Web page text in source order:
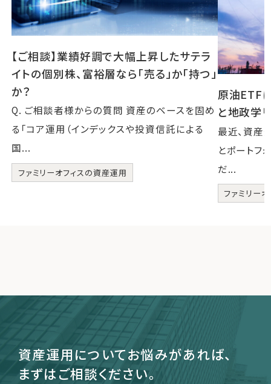
【ご相談】業績好調で大幅上昇したサテラ
イトの個別株、富裕層なら「売る」か「持つ」
か？
Q. ご相談者様からの質問 資産のベースを固め
る「コア運用（インデックスや投資信託による
国...
ファミリーオフィスの資産運用
原油ETF
と地政学
最近、資産
とポートフ
だ...
ファミリー
資産運用についてお悩みがあれば、
まずはご相談ください。